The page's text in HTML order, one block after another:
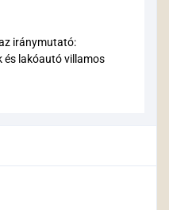
iránymutató:
és lakóautó villamos